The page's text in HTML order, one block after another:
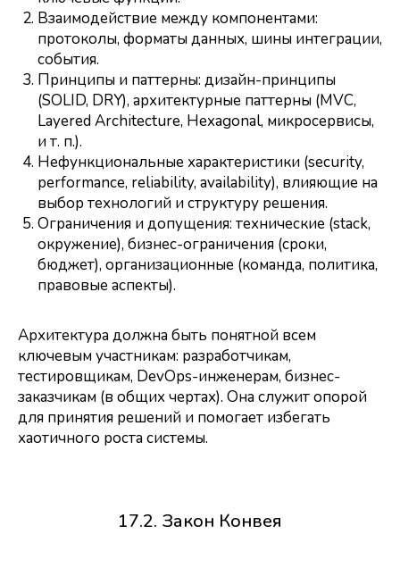
Взаимодействие между компонентами:
протоколы, форматы данных, шины интеграции,
события.
Принципы и паттерны: дизайн-принципы
(SOLID, DRY), архитектурные паттерны (MVC,
Layered Architecture, Hexagonal, микросервисы,
и т. п.).
Нефункциональные характеристики (security,
performance, reliability, availability), влияющие на
выбор технологий и структуру решения.
Ограничения и допущения: технические (stack,
окружение), бизнес-ограничения (сроки,
бюджет), организационные (команда, политика,
правовые аспекты).
Архитектура должна быть понятной всем
ключевым участникам: разработчикам,
тестировщикам, DevOps-инженерам, бизнес-
заказчикам (в общих чертах). Она служит опорой
для принятия решений и помогает избегать
хаотичного роста системы.
17.2. Закон Конвея